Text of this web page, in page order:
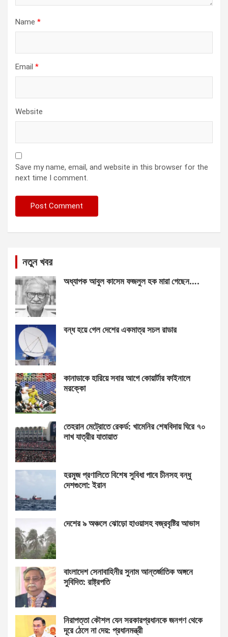
Name *
Email *
Website
Save my name, email, and website in this browser for the
next time I comment.
নতুন খবর
অধ্যাপক আবুল কাসেম ফজলুল হক মারা গেছেন….
বন্ধ হয়ে গেল দেশের একমাত্র সচল রাডার
কানাডাকে হারিয়ে সবার আগে কোয়ার্টার ফাইনালে
মরক্কো
তেহরান মেট্রোতে রেকর্ড: খামেনির শেষবিদায় ঘিরে ৭০
লাখ যাত্রীর যাতায়াত
হরমুজ প্রণালিতে বিশেষ সুবিধা পাবে চীনসহ বন্ধু
দেশগুলো: ইরান
দেশের ৯ অঞ্চলে ঝোড়ো হাওয়াসহ বজ্রবৃষ্টির আভাস
বাংলাদেশ সেনাবাহিনীর সুনাম আন্তর্জাতিক অঙ্গনে
সুবিদিত: রাষ্ট্রপতি
নিরাপত্তা কৌশল যেন সরকারপ্রধানকে জনগণ থেকে
দূরে ঠেলে না দেয়: প্রধানমন্ত্রী